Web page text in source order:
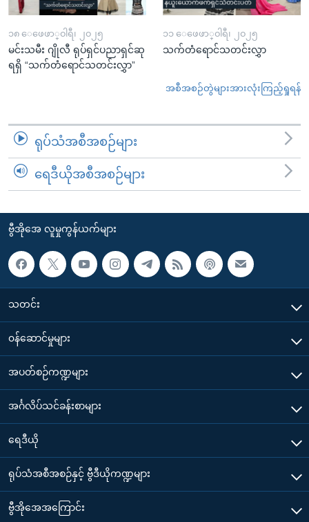
၁၈ ေဖေဖာ္၀ါရီ၊ ၂၀၂၅
မင်းသမီး ဂျိုလီ ရုပ်ရှင်ပညာရှင်ဆု
ရရှိ “သက်တံရောင်သတင်းလွှာ”
၁၁ ေဖေဖာ္၀ါရီ၊ ၂၀၂၅
သက်တံရောင်သတင်းလွှာ
အစီအစဉ်တွဲများအားလုံးကြည့်ရှုရန်
ရုပ်သံအစီအစဉ်များ
ရေဒီယိုအစီအစဉ်များ
ဗွီအိုအေ လူမှုကွန်ယက်များ
သတင်း
၀န်ဆောင်မှုများ
အပတ်စဉ်ကဏ္ဍများ
အင်္ဂလိပ်သင်ခန်းစာများ
ရေဒီယို
ရုပ်သံအစီအစဉ်နှင့် ဗွီဒီယိုကဏ္ဍများ
ဗွီအိုအေအကြောင်း